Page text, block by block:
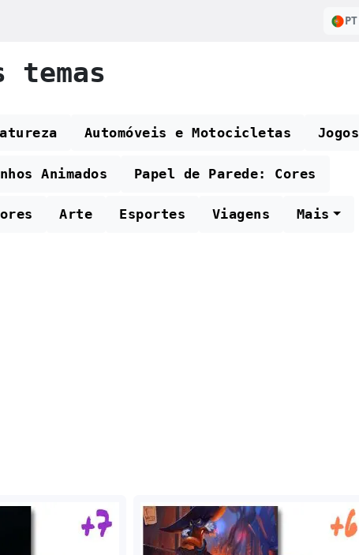
PT
temas
Automóveis e Motocicletas Jogos
Animados Papel de Parede: Cores
Arte Esportes Viagens Mais